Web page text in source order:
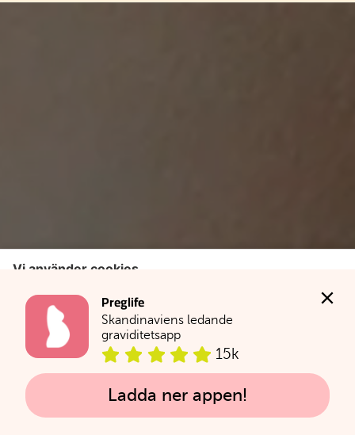
Preglife
Skandinaviens ledande
graviditetsapp
15k
Ladda ner appen!